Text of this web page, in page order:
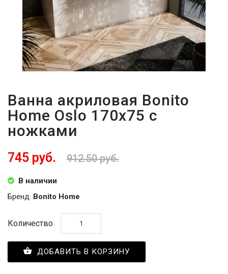
Ванна акриловая Bonito
Home Oslo 170x75 с
ножками
745 руб. 912.50 руб.
В наличии
Бренд: Bonito Home
Количество
ДОБАВИТЬ В КОРЗИНУ